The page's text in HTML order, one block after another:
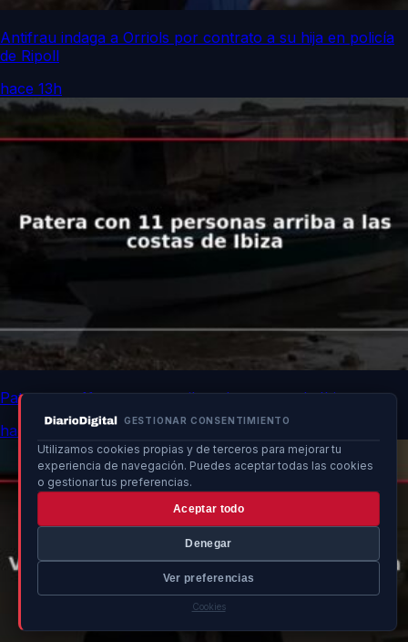
GESTIONAR CONSENTIMIENTO
Utilizamos cookies propias y de terceros para mejorar tu
experiencia de navegación. Puedes aceptar todas las cookies
o gestionar tus preferencias.
Aceptar todo
Denegar
Ver preferencias
Cookies
Antifrau indaga a Orriols por contrato a su hija en policía
de Ripoll
hace 13h
Patera con 11 personas arriba a las costas de Ibiza
hace 13h